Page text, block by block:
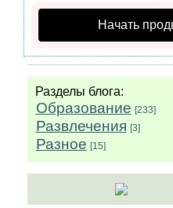
Начать
Разделы блога:
Образование [233]
Развлечения [3]
Разное [15]